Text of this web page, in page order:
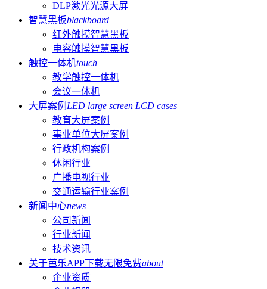
DLP激光光源大屏
智慧黑板blackboard
红外触摸智慧黑板
电容触摸智慧黑板
触控一体机touch
教学触控一体机
会议一体机
大屏案例 LED large screen LCD cases
教育大屏案例
事业单位大屏案例
行政机构案例
休闲行业
广播电视行业
交通运输行业案例
新闻中心news
公司新闻
行业新闻
技术资讯
关于芭乐APP下载无限免费about
企业资质